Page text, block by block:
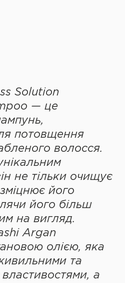
Solution
— це
потовщення
волосся.
не тільки очищує
його
його більш
на вигляд.
Argan
олією, яка
та
а